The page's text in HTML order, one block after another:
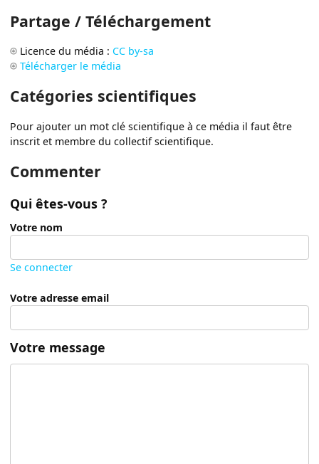
Partage / Téléchargement
Licence du média : CC by-sa
Télécharger le média
Catégories scientifiques
Pour ajouter un mot clé scientifique à ce média il faut être
inscrit et membre du collectif scientifique.
Commenter
Qui êtes-vous ?
Votre nom
Se connecter
Votre adresse email
Votre message